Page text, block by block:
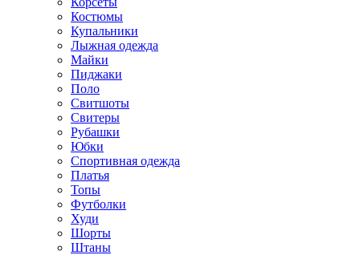
Костюмы
Купальники
Лыжная одежда
Майки
Пиджаки
Поло
Свитшоты
Свитеры
Рубашки
Юбки
Спортивная одежда
Платья
Топы
Футболки
Худи
Шорты
Штаны